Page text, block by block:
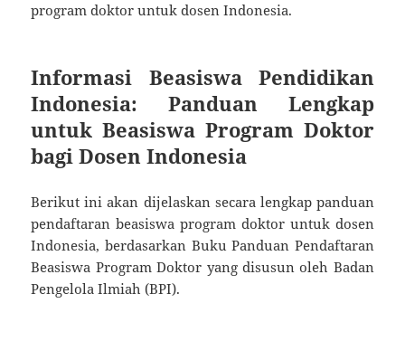
program doktor untuk dosen Indonesia.
Informasi Beasiswa Pendidikan
Indonesia: Panduan Lengkap
untuk Beasiswa Program Doktor
bagi Dosen Indonesia
Berikut ini akan dijelaskan secara lengkap panduan
pendaftaran beasiswa program doktor untuk dosen
Indonesia, berdasarkan Buku Panduan Pendaftaran
Beasiswa Program Doktor yang disusun oleh Badan
Pengelola Ilmiah (BPI).